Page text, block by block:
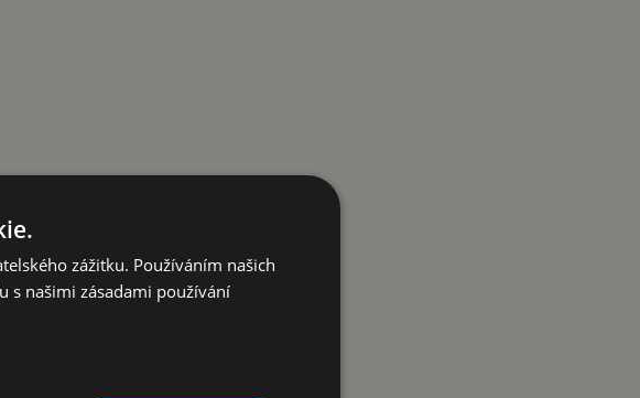
zážitku. Používáním našich
s našimi zásadami používání